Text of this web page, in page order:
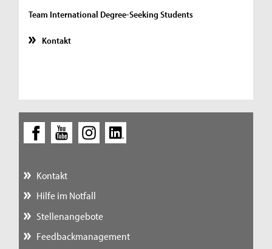
Team International Degree-Seeking Students
Kontakt
Kontakt
Hilfe im Notfall
Stellenangebote
Feedbackmanagement